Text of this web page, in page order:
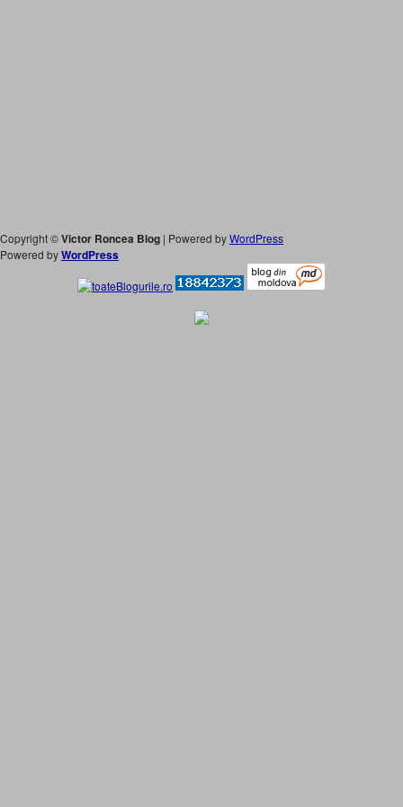
Copyright ©Victor Roncea Blog | Powered byWordPress
Powered byWordPress